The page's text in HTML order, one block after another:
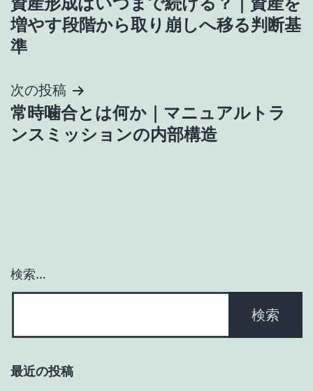
稿
ナ
ビ
ゲ
ー
増やす段階から取り崩しへ移る判断基
準
次の投稿
常時噛合とは何か｜マニュアルトラ
ンスミッションの内部構造
検索…
最近の投稿